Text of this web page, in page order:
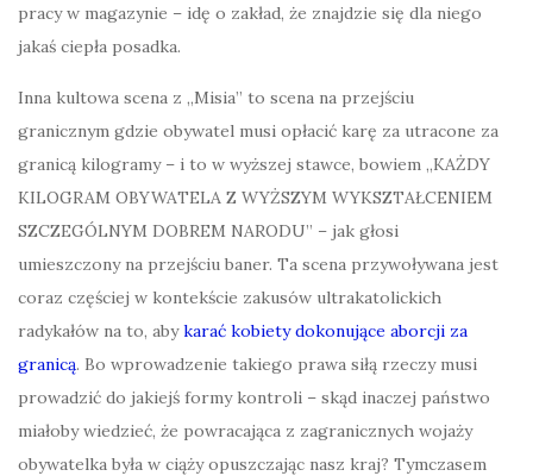
pracy w magazynie – idę o zakład, że znajdzie się dla niego
jakaś ciepła posadka.
Inna kultowa scena z „Misia” to scena na przejściu
granicznym gdzie obywatel musi opłacić karę za utracone za
granicą kilogramy – i to w wyższej stawce, bowiem „KAŻDY
KILOGRAM OBYWATELA Z WYŻSZYM WYKSZTAŁCENIEM
SZCZEGÓLNYM DOBREM NARODU” – jak głosi
umieszczony na przejściu baner. Ta scena przywoływana jest
coraz częściej w kontekście zakusów ultrakatolickich
radykałów na to, abykarać kobiety dokonujące aborcji za
granicą. Bo wprowadzenie takiego prawa siłą rzeczy musi
prowadzić do jakiejś formy kontroli – skąd inaczej państwo
miałoby wiedzieć, że powracająca z zagranicznych wojaży
obywatelka była w ciąży opuszczając nasz kraj? Tymczasem